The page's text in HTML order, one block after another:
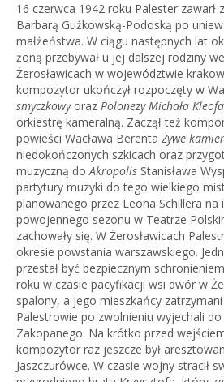
16 czerwca 1942 roku Palester zawarł
Barbarą Gużkowską-Podoską po
małżeństwa. W ciągu następnych lat
żoną przebywał u jej dalszej rodziny
Żerosławicach w województwie
kompozytor ukończył rozpoczęty w
smyczkowyoraz Polonezy Michała
orkiestrę kameralną. Zaczął też
powieści Wacława Berenta Żywe
niedokończonych szkicach oraz
muzyczną doAkropolis Stanisława
partytury muzyki do tego wielkiego
planowanego przez Leona Schillera na
powojennego sezonu w Teatrze
zachowały się. W Żerosławicach
okresie powstania warszawskiego.
przestał być bezpiecznym
roku w czasie pacyfikacji wsi dwór w
spalony, a jego mieszkańcy
Palestrowie po zwolnieniu wyjechali
Zakopanego. Na krótko przed
kompozytor raz jeszcze był
Jaszczurówce. W czasie wojny stracił